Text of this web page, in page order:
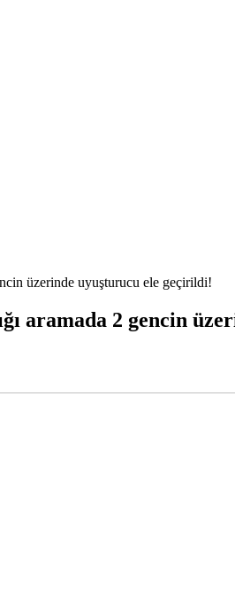
üzerinde uyuşturucu ele geçirildi!
aramada 2 gencin